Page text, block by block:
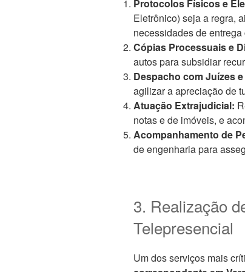
Protocolos Físicos e
Eletrônico) seja a regra,
necessidades de
Cópias Processuais e
autos para subsidiar
Despacho com Juízes
agilizar a apreciação de
Atuação Extrajudicial:
notas e de imóveis, e
Acompanhamento de
de engenharia para
3. Realização
Telepresencial
Um dos serviços mais